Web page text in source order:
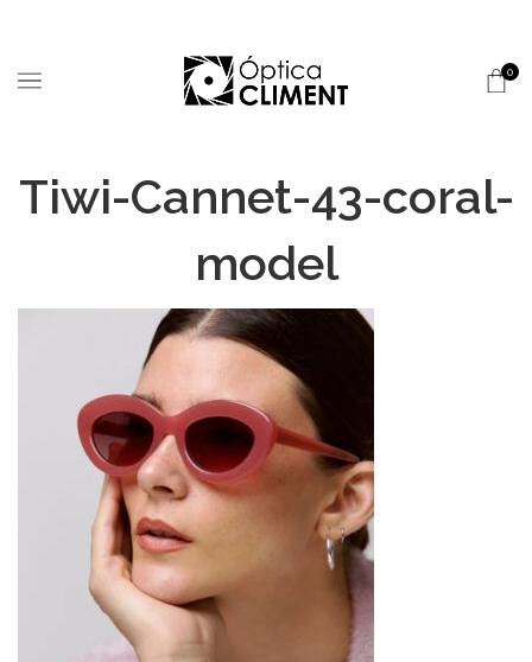
0
Tiwi-Cannet-43-coral-
model